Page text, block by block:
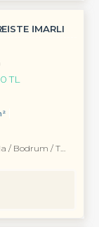
İMARLI
TL
/ Bodrum / Turgutreis